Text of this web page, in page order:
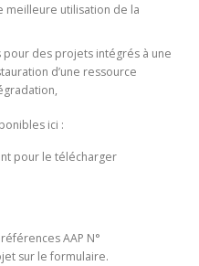
meilleure utilisation de la
pour des projets intégrés à une
d’une ressource
ici :
pour le télécharger
AAP N°
sur le formulaire.